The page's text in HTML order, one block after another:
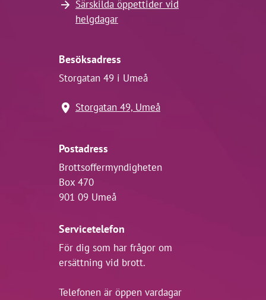
Särskilda öppettider vid
helgdagar
Besöksadress
Storgatan 49 i Umeå
Storgatan 49, Umeå
Postadress
Brottsoffermyndigheten
Box 470
901 09 Umeå
Servicetelefon
För dig som har frågor om
ersättning vid brott.
Telefonen är öppen vardagar